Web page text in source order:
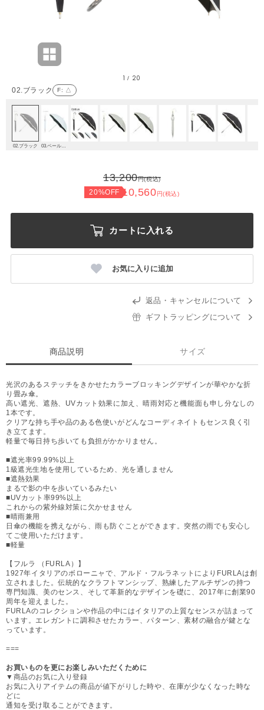
02.ブラック F: △
1 / 20
02.ブラック
13,200円(税込)
20%OFF 10,560円(税込)
カートに入れる
お気に入りに追加
返品・キャンセルについて
ギフトラッピングについて
商品説明 サイズ
光沢のあるステッチをきかせたカラーブロッキングデザインが華やかな折
り畳み傘。
高い遮光、遮熱、UVカット効果に加え、晴雨対応と機能面も申し分なしの
1本です。
クリアな持ち手や品のある色使いがどんなコーディネイトもセンス良く引
き立てます。
軽量で毎日持ち歩いても負担がかかりません。
■遮光率99.99%以上
1級遮光生地を使用しているため、光を通しません
■遮熱効果
まるで影の中を歩いているみたい
■UVカット率99%以上
これからの紫外線対策に欠かせません
■晴雨兼用
日傘の機能を携えながら、雨も防ぐことができます。突然の雨でも安心し
てご使用いただけます。
■軽量
【フルラ （FURLA）】
1927年イタリアのボローニャで、アルド・フルラネットによりFURLAは創
立されました。伝統的なクラフトマンシップ、熟練したアルチザンの持つ
専門知識、美のセンス、そして革新的なデザインを礎に、2017年に創業90
周年を迎えました。
FURLAのコレクションや作品の中にはイタリアの上質なセンスが詰まって
います。エレガントに調和させたカラー、パターン、素材の融合が鍵とな
っています。
===
お買いものを更にお楽しみいただくために
▼商品のお気に入り登録
お気に入りアイテムの商品が値下がりした時や、在庫が少なくなった時な
どに
通知を受け取ることができます。